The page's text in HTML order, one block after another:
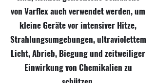
von Varflex auch verwendet werden, um
kleine Geräte vor intensiver Hitze,
Strahlungsumgebungen, ultraviolettem
Licht, Abrieb, Biegung und zeitweiliger
Einwirkung von Chemikalien zu